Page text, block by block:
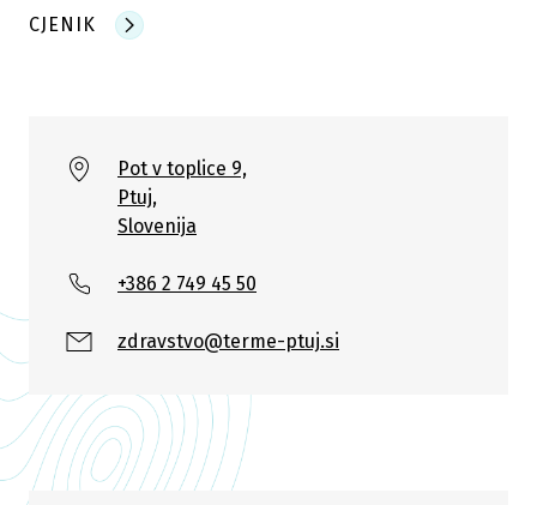
CJENIK
Pot v toplice 9,
Ptuj,
Slovenija
+386 2 749 45 50
zdravstvo@terme-ptuj.si